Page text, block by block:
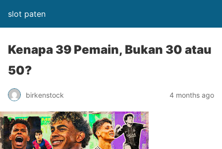
slot paten
Kenapa 39 Pemain, Bukan 30 atau
50?
birkenstock 4 months ago